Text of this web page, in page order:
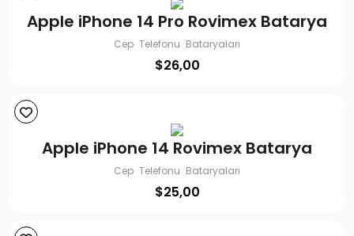
Apple iPhone 14 Pro Rovimex Batarya
Cep Telefonu Bataryaları
$26,00
Apple iPhone 14 Rovimex Batarya
Cep Telefonu Bataryaları
$25,00